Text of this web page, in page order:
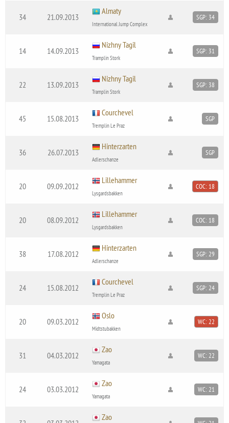
34 21.09.2013
Almaty
International Jump Complex
SGP: 34
14 14.09.2013
Nizhny Tagil
Tramplin Stork
SGP: 31
22 13.09.2013
Nizhny Tagil
Tramplin Stork
SGP: 38
45 15.08.2013
Courchevel
Tremplin Le Praz
SGP
36 26.07.2013
Hinterzarten
Adlerschanze
SGP
20 09.09.2012
Lillehammer
Lysgardsbakken
COC: 18
20 08.09.2012
Lillehammer
Lysgardsbakken
COC: 18
38 17.08.2012
Hinterzarten
Adlerschanze
SGP: 29
24 15.08.2012
Courchevel
Tremplin Le Praz
SGP: 24
20 09.03.2012
Oslo
Midtstubakken
WC: 22
31 04.03.2012
Zao
Yamagata
WC: 22
24 03.03.2012
Zao
Yamagata
WC: 21
Zao